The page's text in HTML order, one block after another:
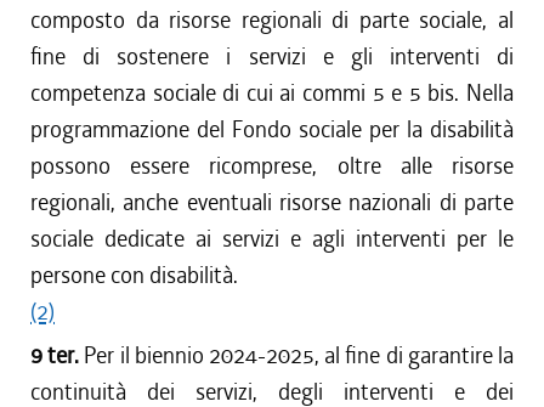
composto da risorse regionali di parte sociale, al
fine di sostenere i servizi e gli interventi di
competenza sociale di cui ai commi 5 e 5 bis. Nella
programmazione del Fondo sociale per la disabilità
possono essere ricomprese, oltre alle risorse
regionali, anche eventuali risorse nazionali di parte
sociale dedicate ai servizi e agli interventi per le
persone con disabilità.
(2)
9 ter. Per il biennio 2024-2025, al fine di garantire la
continuità dei servizi, degli interventi e dei